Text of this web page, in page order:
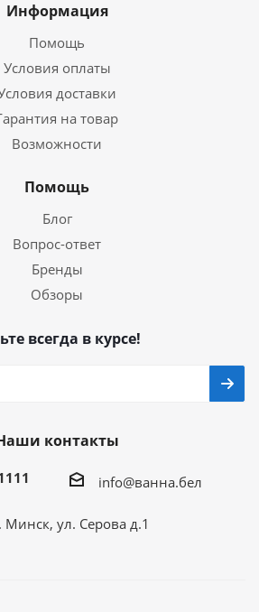
Информация
Помощь
Условия оплаты
доставки
на товар
Возможности
Помощь
Блог
Вопрос-ответ
Бренды
Обзоры
всегда в курсе!
контакты
info@ванна.бел
Минск, ул. Серова д.1